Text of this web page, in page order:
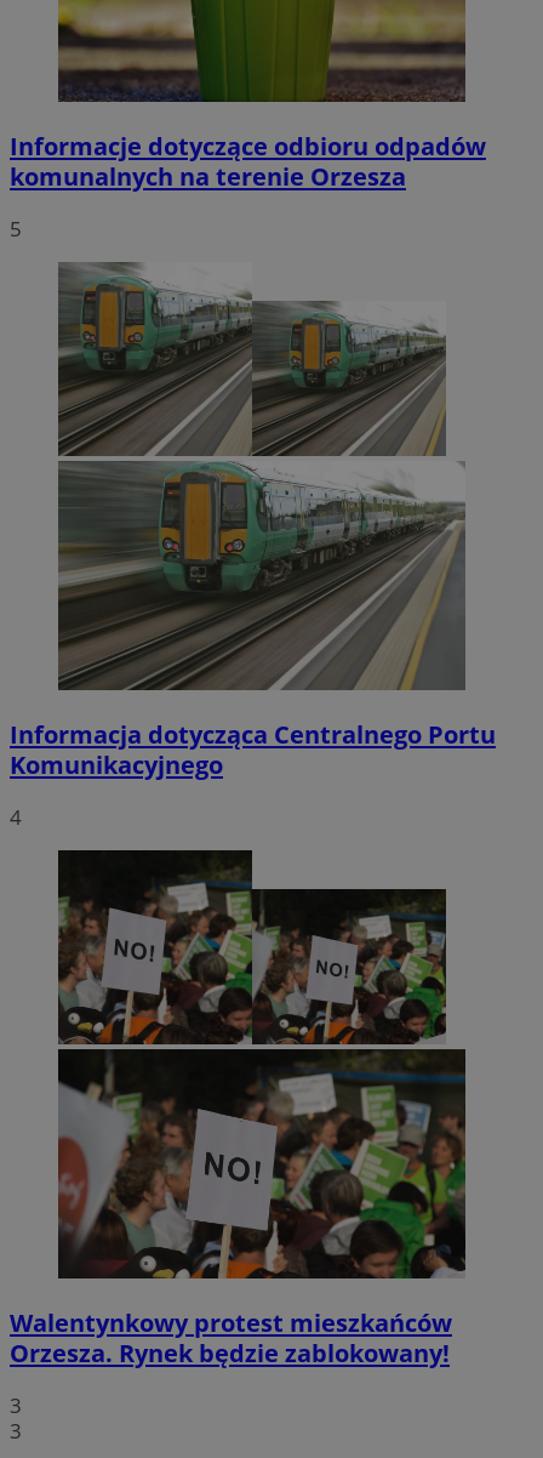
Informacje dotyczące odbioru odpadów
komunalnych na terenie Orzesza
5
Informacja dotycząca Centralnego Portu
Komunikacyjnego
4
Walentynkowy protest mieszkańców
Orzesza. Rynek będzie zablokowany!
3
3